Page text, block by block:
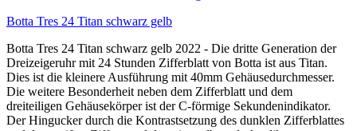
Botta Tres 24 Titan schwarz gelb
Botta Tres 24 Titan schwarz gelb 2022 - Die dritte Generation der
Dreizeigeruhr mit 24 Stunden Zifferblatt von Botta ist aus Titan.
Dies ist die kleinere Ausführung mit 40mm Gehäusedurchmesser.
Die weitere Besonderheit neben dem Zifferblatt und dem
dreiteiligen Gehäusekörper ist der C-förmige Sekundenindikator.
Der Hingucker durch die Kontrastsetzung des dunklen Zifferblattes